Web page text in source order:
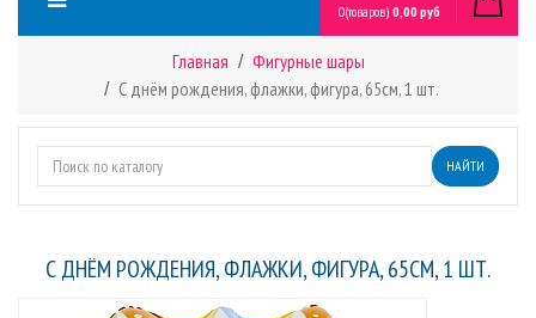
0(товаров) 0,00 руб
Главная
Фигурные шары
С днём рождения, флажки, фигура, 65см, 1 шт.
НАЙТИ
С ДНЁМ РОЖДЕНИЯ, ФЛАЖКИ, ФИГУРА, 65СМ, 1 ШТ.